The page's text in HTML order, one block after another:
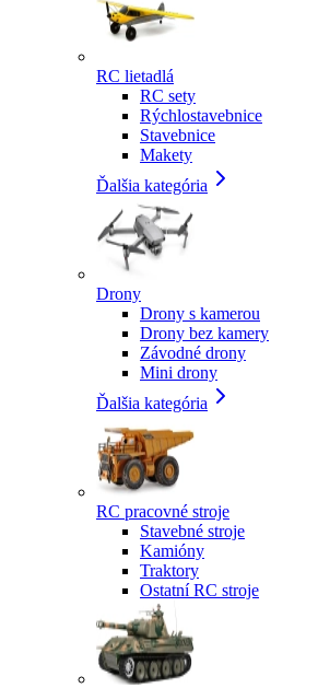
RC lietadlá
RC sety
Rýchlostavebnice
Stavebnice
Makety
Ďalšia kategória
Drony
Drony s kamerou
Drony bez kamery
Závodné drony
Mini drony
Ďalšia kategória
RC pracovné stroje
Stavebné stroje
Kamióny
Traktory
Ostatní RC stroje